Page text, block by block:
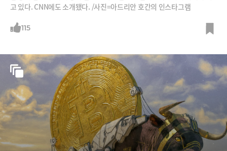
고 있다. CNN에도 소개됐다. /사진=아드리안 호간의 인스타그램
115